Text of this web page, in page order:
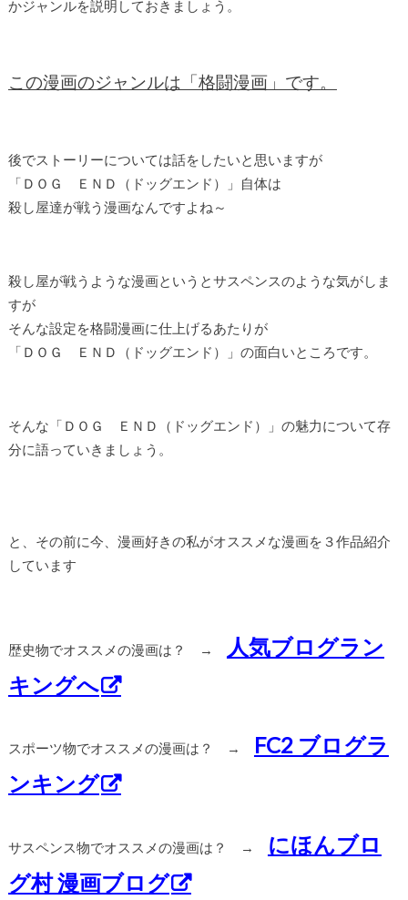
かジャンルを説明しておきましょう。
この漫画のジャンルは「格闘漫画」です。
後でストーリーについては話をしたいと思いますが
「ＤＯＧ ＥＮＤ（ドッグエンド）」自体は
殺し屋達が戦う漫画なんですよね～
殺し屋が戦うような漫画というとサスペンスのような気がしま
すが
そんな設定を格闘漫画に仕上げるあたりが
「ＤＯＧ ＥＮＤ（ドッグエンド）」の面白いところです。
そんな「ＤＯＧ ＥＮＤ（ドッグエンド）」の魅力について存
分に語っていきましょう。
と、その前に今、漫画好きの私がオススメな漫画を３作品紹介
しています
歴史物でオススメの漫画は？ →
人気ブログラン
キングへ
スポーツ物でオススメの漫画は？ →
FC2 ブログラ
ンキング
サスペンス物でオススメの漫画は？ →
にほんブロ
グ村 漫画ブログ